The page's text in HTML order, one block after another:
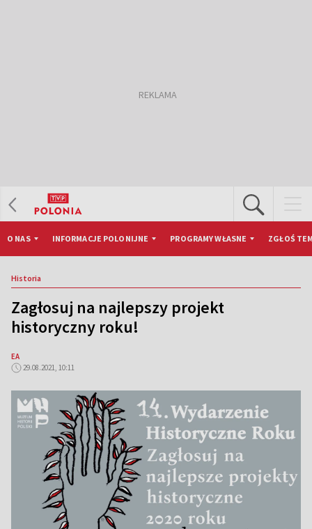
O NAS INFORMACJE POLONIJNE PROGRAMY WŁASNE ZGŁOŚ
Historia
Zagłosuj na najlepszy projekt
historyczny roku!
EA
29.08.2021, 10:11